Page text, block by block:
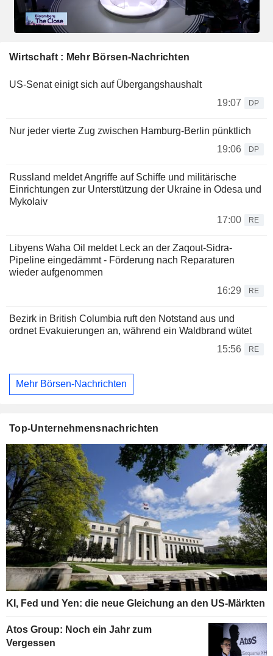
Wirtschaft : Mehr Börsen-Nachrichten
US-Senat einigt sich auf Übergangshaushalt
19:07
DP
Nur jeder vierte Zug zwischen Hamburg-Berlin pünktlich
19:06
DP
Russland meldet Angriffe auf Schiffe und militärische
Einrichtungen zur Unterstützung der Ukraine in Odesa und
Mykolaiv
17:00
RE
Libyens Waha Oil meldet Leck an der Zaqout-Sidra-
Pipeline eingedämmt - Förderung nach Reparaturen
wieder aufgenommen
16:29
RE
Bezirk in British Columbia ruft den Notstand aus und
ordnet Evakuierungen an, während ein Waldbrand wütet
15:56
RE
Mehr Börsen-Nachrichten
Top-Unternehmensnachrichten
KI, Fed und Yen: die neue Gleichung an den US-Märkten
Atos Group: Noch ein Jahr zum
Vergessen